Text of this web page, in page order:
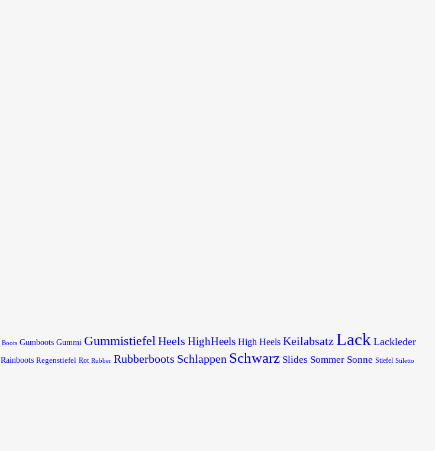
Boots Gumboots Gummi GummistiefelHeels HighHeels High Heels KeilabsatzLack Lackleder
Rainboots Regenstiefel Rot Rubber Rubberboots Schlappen Schwarz Slides Sommer Sonne Stiefel Stiletto